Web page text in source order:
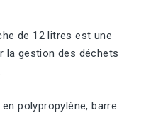
de 12 litres est une
la gestion des déchets
polypropylène, barre